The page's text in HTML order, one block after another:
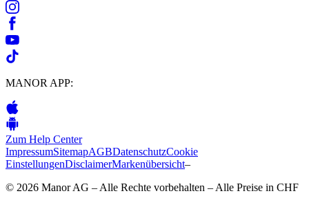
MANOR APP:
Zum Help Center
ImpressumSitemapAGBDatenschutzCookie
EinstellungenDisclaimerMarkenübersicht–
© 2026 Manor AG – Alle Rechte vorbehalten – Alle Preise in CHF